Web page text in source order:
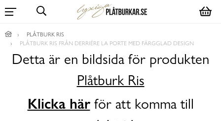
PLÅTBURK RIS
PLÅTBURK RIS FRÅN DERRIÉRE LA PORTE MED FÄRGGLAD DESIGN
Detta är en bildsida för produkten
Plåtburk Ris
Klicka härför att komma till